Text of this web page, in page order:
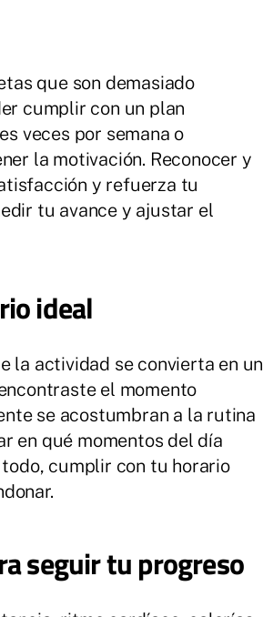
que son demasiado
cumplir con un plan
veces por semana o
la motivación. Reconocer y
y refuerza tu
tu avance y ajustar el
ideal
la actividad se convierta en un
el momento
se acostumbran a la rutina
en qué momentos del día
cumplir con tu horario
seguir tu progreso